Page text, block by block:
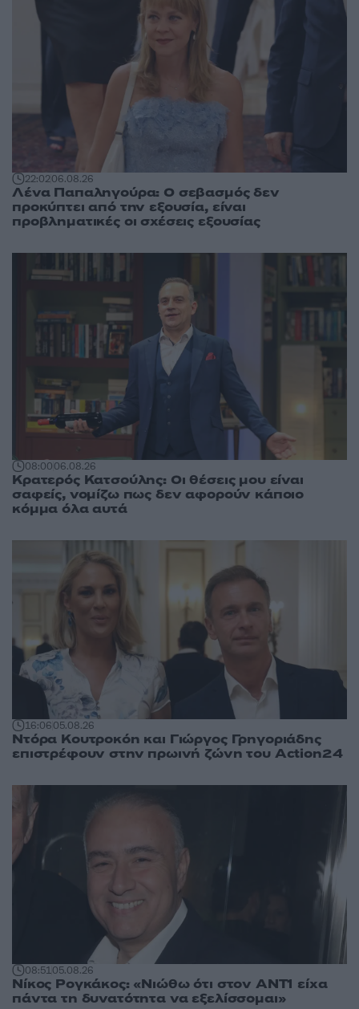
22:0206.08.26
Λένα Παπαληγούρα: Ο σεβασμός δεν
προκύπτει από την εξουσία, είναι
προβληματικές οι σχέσεις εξουσίας
08:0006.08.26
Κρατερός Κατσούλης: Οι θέσεις μου είναι
σαφείς, νομίζω πως δεν αφορούν κάποιο
κόμμα όλα αυτά
16:0605.08.26
Ντόρα Κουτροκόη και Γιώργος Γρηγοριάδης
επιστρέφουν στην πρωινή ζώνη του Action24
08:5105.08.26
Νίκος Ρογκάκος: «Νιώθω ότι στον ΑΝΤ1 είχα
πάντα τη δυνατότητα να εξελίσσομαι»